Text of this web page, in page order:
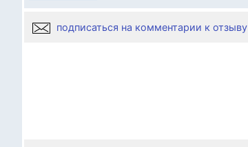
подписаться на комментарии к отзыву